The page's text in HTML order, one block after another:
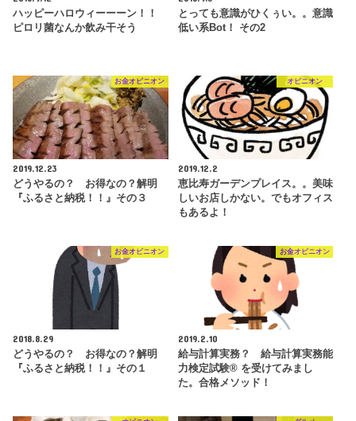
ハッピーハロウィーーーン！！
ピロリ菌なんか飲み干そう
とっても意識がひくぅい。。意識
低い系Bot！ その2
お金オピニオン
2019.12.23
どうやるの？ お得なの？解明
『ふるさと納税！！』その３
オピニオン
2019.12.2
恵比寿ガーデンプレイス。。美味
しいお店しかない。でもオフィス
もあるよ！
お金オピニオン
2018.8.29
どうやるの？ お得なの？解明
『ふるさと納税！！』その１
お金オピニオン
2019.2.10
給与計算実務？ 給与計算実務能
力検定試験® を受けてみまし
た。合格メソッド！